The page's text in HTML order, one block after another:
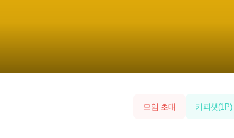
모임 초대 커피챗(1 P)